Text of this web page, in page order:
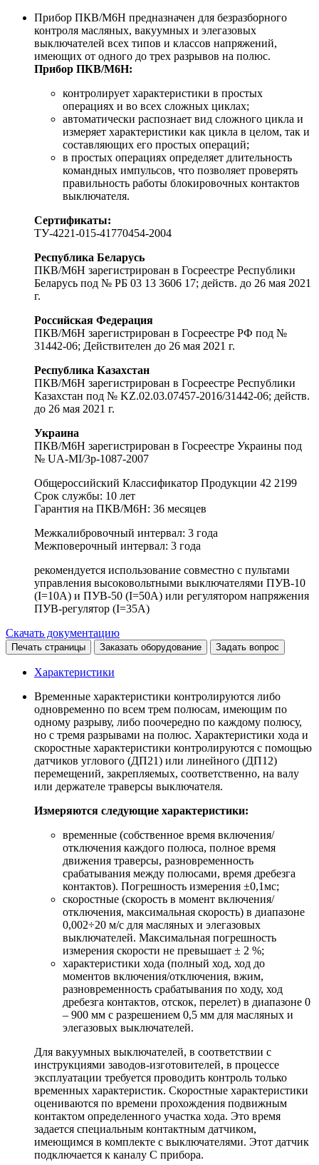
Прибор ПКВ/М6Н предназначен для безразборного
контроля масляных, вакуумных и элегазовых
выключателей всех типов и классов напряжений,
имеющих от одного до трех разрывов на полюс.
Прибор ПКВ/М6Н:
контролирует характеристики в простых
операциях и во всех сложных циклах;
автоматически распознает вид сложного цикла и
измеряет характеристики как цикла в целом, так и
составляющих его простых операций;
в простых операциях определяет длительность
командных импульсов, что позволяет проверять
правильность работы блокировочных контактов
выключателя.
Сертификаты:
ТУ-4221-015-41770454-2004
Республика Беларусь
ПКВ/М6Н зарегистрирован в Госреестре Республики
Беларусь под № РБ 03 13 3606 17; действ. до 26 мая 2021
г.
Российская Федерация
ПКВ/М6Н зарегистрирован в Госреестре РФ под №
31442-06; Действителен до 26 мая 2021 г.
Республика Казахстан
ПКВ/М6Н зарегистрирован в Госреестре Республики
Казахстан под № KZ.02.03.07457-2016/31442-06; действ.
до 26 мая 2021 г.
Украина
ПКВ/М6Н зарегистрирован в Госреестре Украины под
№ UA-MI/3p-1087-2007
Общероссийский Классификатор Продукции 42 2199
Срок службы: 10 лет
Гарантия на ПКВ/М6Н: 36 месяцев
Межкалибровочный интервал: 3 года
Межповерочный интервал: 3 года
рекомендуется использование совместно с пультами
управления высоковольтными выключателями ПУВ-10
(I=10А) и ПУВ-50 (I=50А) или регулятором напряжения
ПУВ-регулятор (I=35А)
Скачать документацию
Печать страницы Заказать оборудование Задать вопрос
Характеристики
Временные характеристики контролируются либо
одновременно по всем трем полюсам, имеющим по
одному разрыву, либо поочередно по каждому полюсу,
но с тремя разрывами на полюс. Характеристики хода и
скоростные характеристики контролируются с помощью
датчиков углового (ДП21) или линейного (ДП12)
перемещений, закрепляемых, соответственно, на валу
или держателе траверсы выключателя.
Измеряются следующие характеристики:
временные (собственное время включения/
отключения каждого полюса, полное время
движения траверсы, разновременность
срабатывания между полюсами, время дребезга
контактов). Погрешность измерения ±0,1мс;
скоростные (скорость в момент включения/
отключения, максимальная скорость) в диапазоне
0,002÷20 м/с для масляных и элегазовых
выключателей. Максимальная погрешность
измерения скорости не превышает ± 2 %;
характеристики хода (полный ход, ход до
моментов включения/отключения, вжим,
разновременность срабатывания по ходу, ход
дребезга контактов, отскок, перелет) в диапазоне 0
– 900 мм с разрешением 0,5 мм для масляных и
элегазовых выключателей.
Для вакуумных выключателей, в соответствии с
инструкциями заводов-изготовителей, в процессе
эксплуатации требуется проводить контроль только
временных характеристик. Скоростные характеристики
оцениваются по времени прохождения подвижным
контактом определенного участка хода. Это время
задается специальным контактным датчиком,
имеющимся в комплекте с выключателями. Этот датчик
подключается к каналу С прибора.